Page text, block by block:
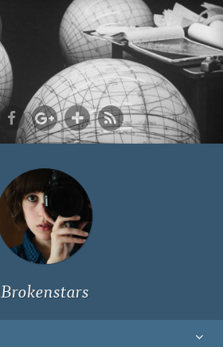
Ich bin Fyn,
23, und
wohne in
Köln
Brokenstars